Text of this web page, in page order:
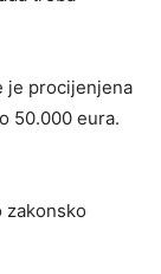
je procijenjena
50.000 eura.
zakonsko